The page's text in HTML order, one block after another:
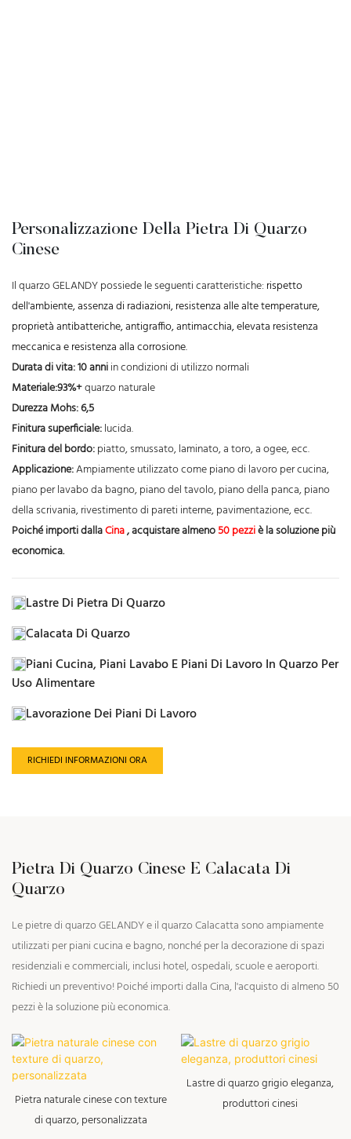
Personalizzazione Della Pietra Di Quarzo
Cinese
Il quarzo GELANDY possiede le seguenti caratteristiche: rispetto
dell'ambiente, assenza di radiazioni, resistenza alle alte temperature,
proprietà antibatteriche, antigraffio, antimacchia, elevata resistenza
meccanica e resistenza alla corrosione.
Durata di vita: 10 anniin condizioni di utilizzo normali
Materiale:93%+quarzo naturale
Durezza Mohs: 6,5
Finitura superficiale:lucida.
Finitura del bordo:piatto, smussato, laminato, a toro, a ogee, ecc.
Applicazione:Ampiamente utilizzato come piano di lavoro per cucina,
piano per lavabo da bagno, piano del tavolo, piano della panca, piano
della scrivania, rivestimento di pareti interne, pavimentazione, ecc.
Poiché importi dallaCina, acquistare almeno50 pezziè la soluzione più
economica.
Lastre Di Pietra Di Quarzo
Calacata Di Quarzo
Piani Cucina, Piani Lavabo E Piani Di Lavoro In Quarzo Per
Uso Alimentare
Lavorazione Dei Piani Di Lavoro
RICHIEDI INFORMAZIONI ORA
Pietra Di Quarzo Cinese E Calacata Di
Quarzo
Le pietre di quarzo GELANDY e il quarzo Calacatta sono ampiamente
utilizzati per piani cucina e bagno, nonché per la decorazione di spazi
residenziali e commerciali, inclusi hotel, ospedali, scuole e aeroporti.
Richiedi un preventivo! Poiché importi dalla Cina, l'acquisto di almeno 50
pezzi è la soluzione più economica.
Pietra naturale cinese con texture
di quarzo, personalizzata
Lastre di quarzo grigio eleganza,
produttori cinesi